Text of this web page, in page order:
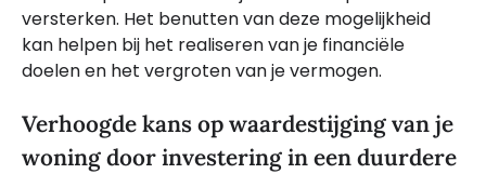
versterken. Het benutten van deze mogelijkheid
kan helpen bij het realiseren van je financiële
doelen en het vergroten van je vermogen.
Verhoogde kans op waardestijging van je
woning door investering in een duurdere